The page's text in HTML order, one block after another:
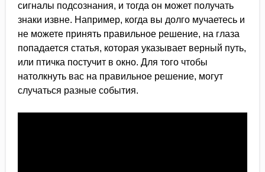
сигналы подсознания, и тогда он может получать
знаки извне. Например, когда вы долго мучаетесь и
не можете принять правильное решение, на глаза
попадается статья, которая указывает верный путь,
или птичка постучит в окно. Для того чтобы
натолкнуть вас на правильное решение, могут
случаться разные события.